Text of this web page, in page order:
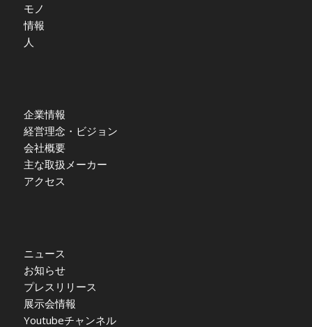
モノ
情報
人
企業情報
経営理念・ビジョン
会社概要
主な取扱メーカー
アクセス
ニュース
お知らせ
プレスリリース
展示会情報
Youtubeチャンネル